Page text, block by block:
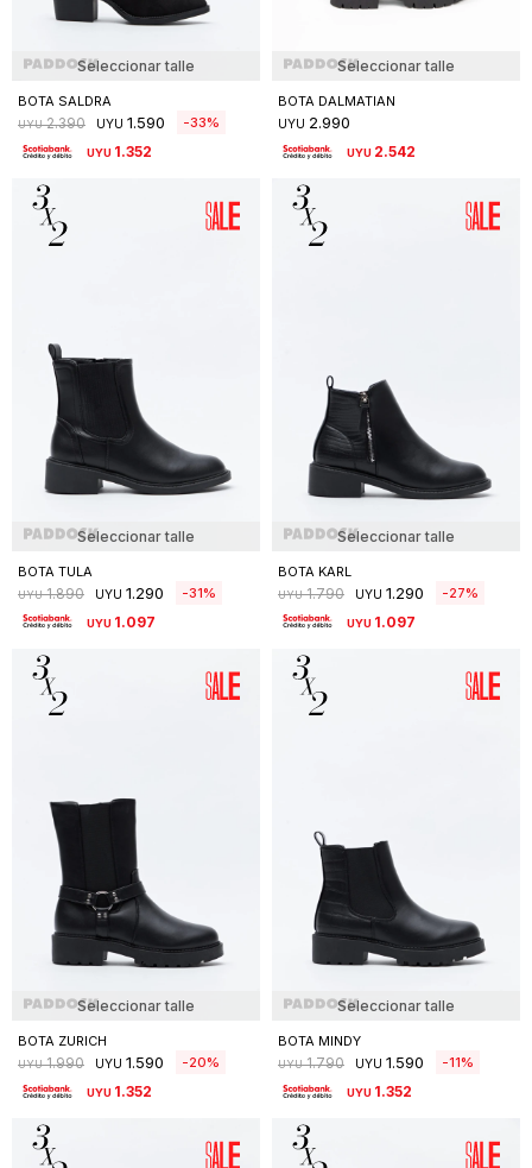
Seleccionar talle
BOTA SALDRA
UYU 2.390 UYU 1.590 33
UYU 1.352
Seleccionar talle
BOTA DALMATIAN
UYU 2.990
UYU 2.542
Seleccionar talle
BOTA TULA
UYU 1.890 UYU 1.290 31
UYU 1.097
Seleccionar talle
BOTA KARL
UYU 1.790 UYU 1.290 27
UYU 1.097
Seleccionar talle
BOTA ZURICH
UYU 1.990 UYU 1.590 20
UYU 1.352
Seleccionar talle
BOTA MINDY
UYU 1.790 UYU 1.590 11
UYU 1.352